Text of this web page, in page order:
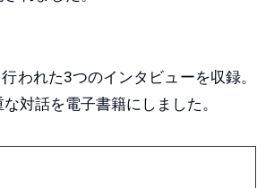
れた3つのインタビューを収録。
対話を電子書籍にしました。